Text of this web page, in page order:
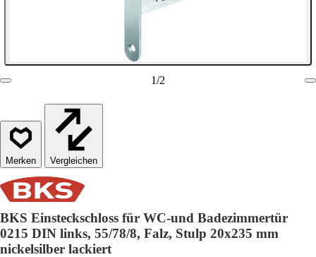
1/2
Vergleichen
BKS Einsteckschloss für WC-und Badezimmertür
0215 DIN links, 55/78/8, Falz, Stulp 20x235 mm
nickelsilber lackiert